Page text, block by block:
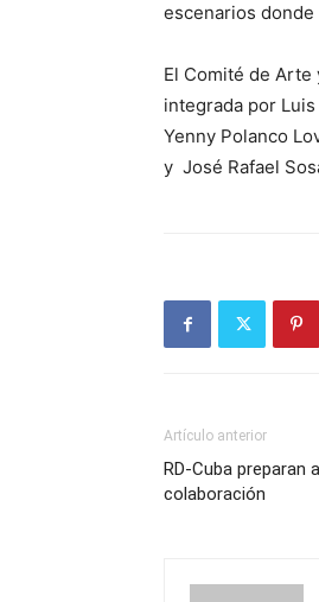
escenarios
El Comité de
integrada por
Yenny Polanco
y José Rafael
Artículo anterior
RD-Cuba preparan
colaboración